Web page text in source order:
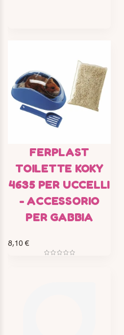
FERPLAST
TOILETTE KOKY
4635 PER UCCELLI
- ACCESSORIO
PER GABBIA
8,10 €